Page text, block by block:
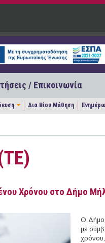
/ Επικοινωνία
Δια Βίου Μάθηση
Χρόνου στο Δήμο
Ο
με